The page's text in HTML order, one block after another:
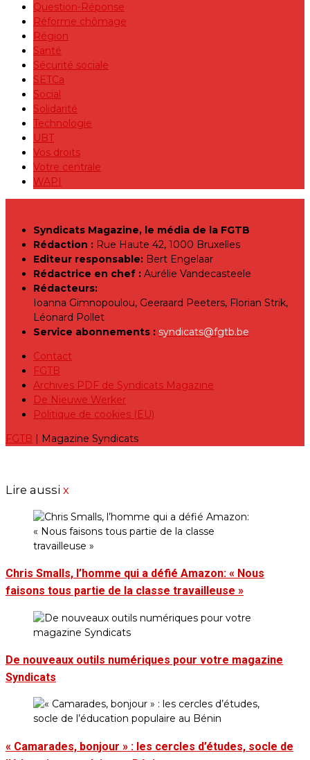
Question-Réponse
Réforme chômage
Région
Santé
Sécurité sociale
SETCa
Social
Solidarité
Technologie
UBT
Vos droits
Votre centrale
WAPI
Syndicats Magazine, le média de la FGTB
Rédaction : Rue Haute 42, 1000 Bruxelles
Editeur responsable: Bert Engelaar
Rédactrice en chef : Aurélie Vandecasteele
Rédacteurs:
Ioanna Gimnopoulou, Geeraard Peeters, Florian Strik,
Léonard Pollet
Service abonnements : syndicats@fgtb.be
Contact
FGTB
Archives PDF de Syndicats Magazine
De Nieuwe Werker
Politique de cookies (EU)
FGTB | Magazine Syndicats
Lire aussi x
Chris Smalls, l’homme qui a défié Amazon: « Nous
faisons tous partie de la classe travailleuse »
De nouveaux outils numériques pour votre magazine
Syndicats
« Camarades, bonjour » : les cercles d’études, socle de